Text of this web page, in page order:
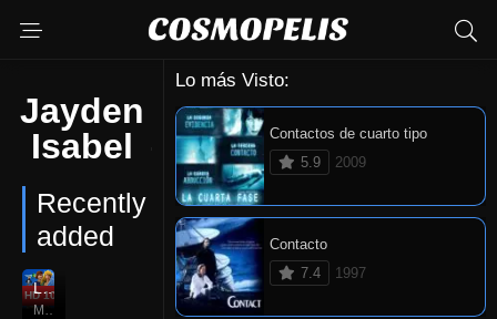
Jayden
Isabel
Recently
added
4.3
HD 1080P
La princesa encantada: Un misterio real
Mar. 27, 2018
Lo más Visto:
Contactos de cuarto tipo
5.9
2009
Contacto
7.4
1997